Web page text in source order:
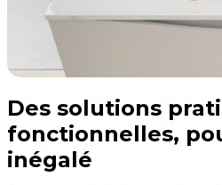
Des solutions
fonctionnelles,
inégalé